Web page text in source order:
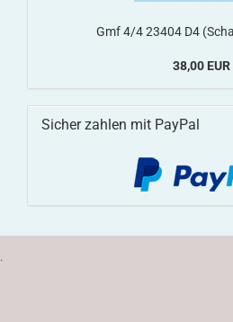
Gmf 4/4 23404 D4
38,00 EUR
Sicher zahlen mit PayPal
.